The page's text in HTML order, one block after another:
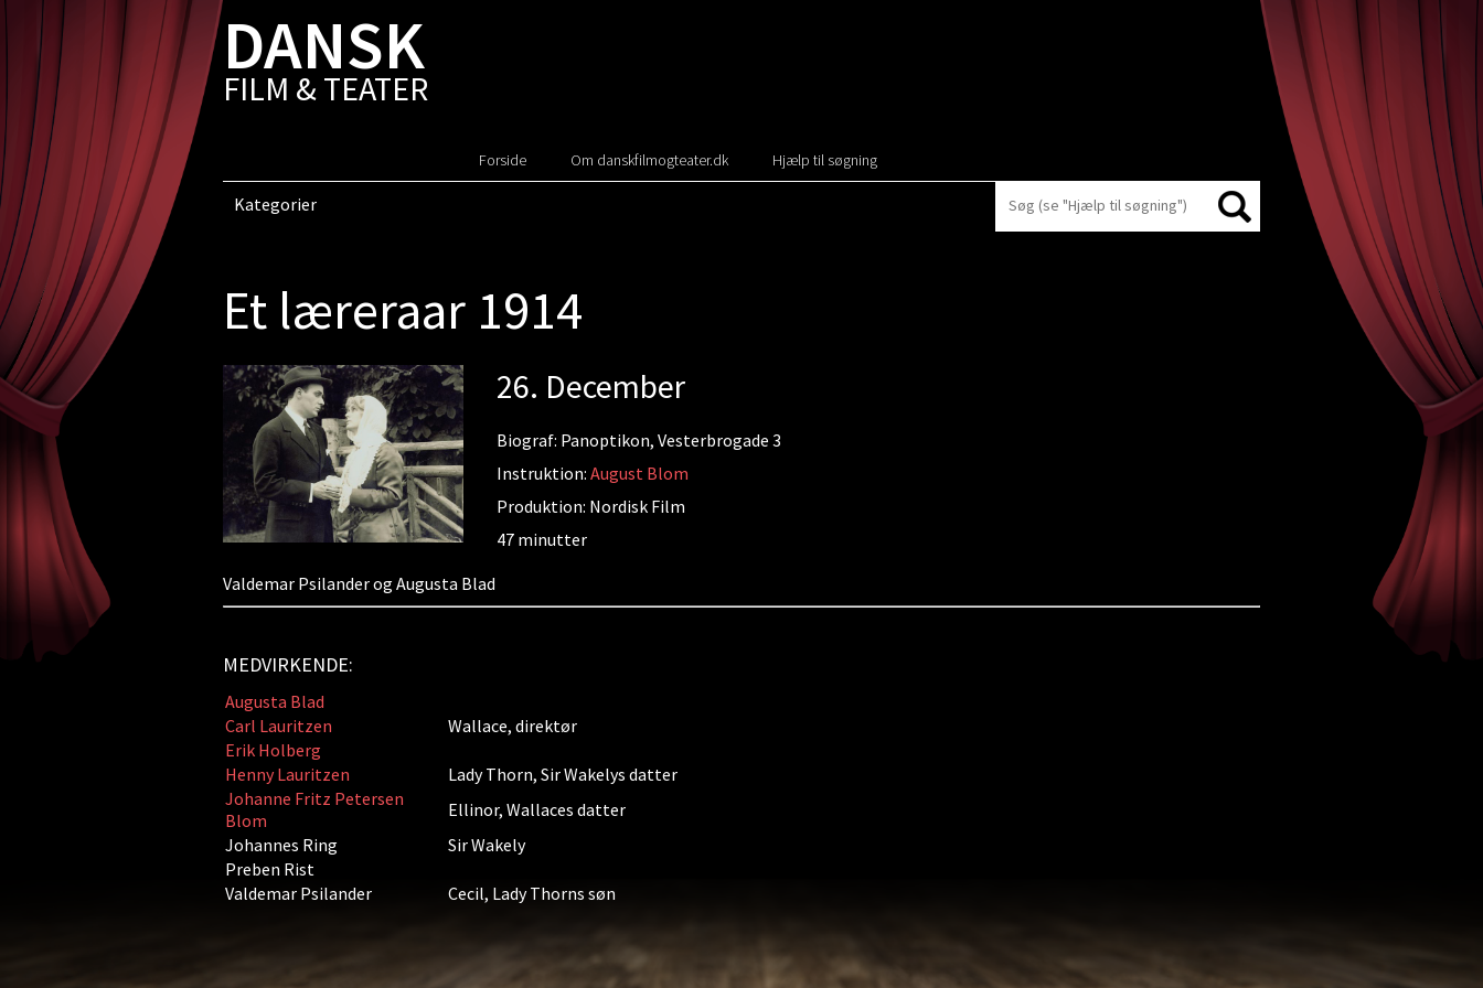
DANSK
FILM & TEATER
Forside Om danskfilmogteater.dk Hjælp til søgning
Kategorier
Et læreraar 1914
26. December
Biograf: Panoptikon, Vesterbrogade 3
Instruktion:August Blom
Produktion: Nordisk Film
47 minutter
Valdemar Psilander og Augusta Blad
MEDVIRKENDE:
Augusta Blad
Carl Lauritzen
Wallace, direktør
Erik Holberg
Henny Lauritzen
Lady Thorn, Sir Wakelys datter
Johanne Fritz Petersen
Blom
Ellinor, Wallaces datter
Johannes Ring
Sir Wakely
Preben Rist
Valdemar Psilander
Cecil, Lady Thorns søn